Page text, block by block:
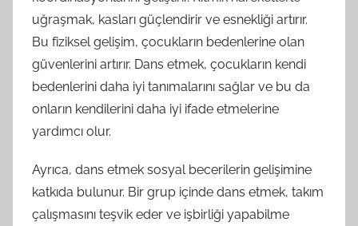
uğraşmak, kasları güçlendirir ve esnekliği artırır.
Bu fiziksel gelişim, çocukların bedenlerine olan
güvenlerini artırır. Dans etmek, çocukların kendi
bedenlerini daha iyi tanımalarını sağlar ve bu da
onların kendilerini daha iyi ifade etmelerine
yardımcı olur.
Ayrıca, dans etmek sosyal becerilerin gelişimine
katkıda bulunur. Bir grup içinde dans etmek, takım
çalışmasını teşvik eder ve işbirliği yapabilme